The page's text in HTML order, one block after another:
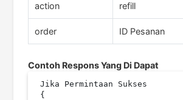
action refill
order ID Pesanan
Contoh Respons Yang Di Dapat
Jika Permintaan Sukses
{